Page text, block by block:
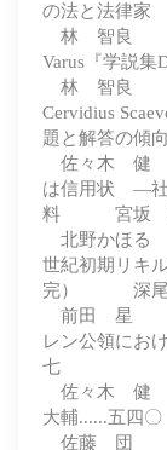
の法と法律
林 智良 ア
Varus『学説集
林 智良 ケ
Cervidius
題と解答の
佐々木 健
は信用状 ―社
料 宮坂 渉
北野かほ
世紀初期リキ
完） 深尾裕
前田 星 魔
レン公領に
七
佐々木 健
大輔......五四〇
佐藤 団 世